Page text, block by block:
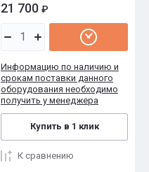
21 700 ₽
Информацию по наличию и
срокам поставки данного
оборудования необходимо
получить у менеджера
Купить в 1 клик
К сравнению